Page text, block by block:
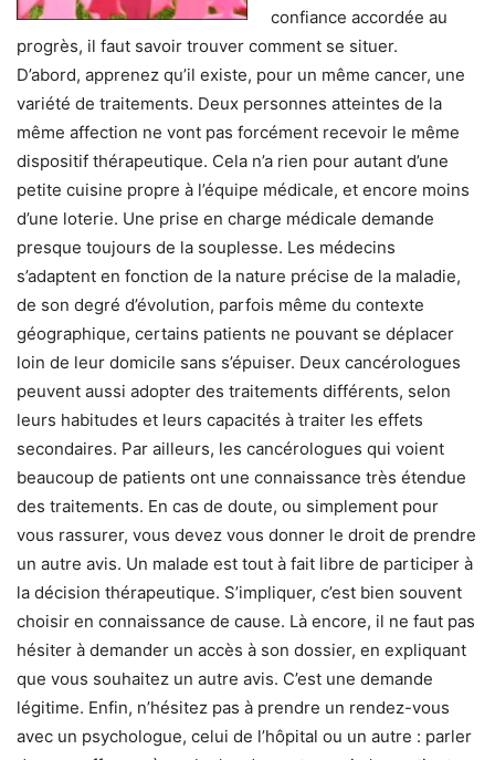
confiance accordée au
progrès, il faut savoir trouver comment se situer.
D’abord, apprenez qu’il existe, pour un même cancer, une
variété de traitements. Deux personnes atteintes de la
même affection ne vont pas forcément recevoir le même
dispositif thérapeutique. Cela n’a rien pour autant d’une
petite cuisine propre à l’équipe médicale, et encore moins
d’une loterie. Une prise en charge médicale demande
presque toujours de la souplesse. Les médecins
s’adaptent en fonction de la nature précise de la maladie,
de son degré d’évolution, parfois même du contexte
géographique, certains patients ne pouvant se déplacer
loin de leur domicile sans s’épuiser. Deux cancérologues
peuvent aussi adopter des traitements différents, selon
leurs habitudes et leurs capacités à traiter les effets
secondaires. Par ailleurs, les cancérologues qui voient
beaucoup de patients ont une connaissance très étendue
des traitements. En cas de doute, ou simplement pour
vous rassurer, vous devez vous donner le droit de prendre
un autre avis. Un malade est tout à fait libre de participer à
la décision thérapeutique. S’impliquer, c’est bien souvent
choisir en connaissance de cause. Là encore, il ne faut pas
hésiter à demander un accès à son dossier, en expliquant
que vous souhaitez un autre avis. C’est une demande
légitime. Enfin, n’hésitez pas à prendre un rendez-vous
avec un psychologue, celui de l’hôpital ou un autre : parler